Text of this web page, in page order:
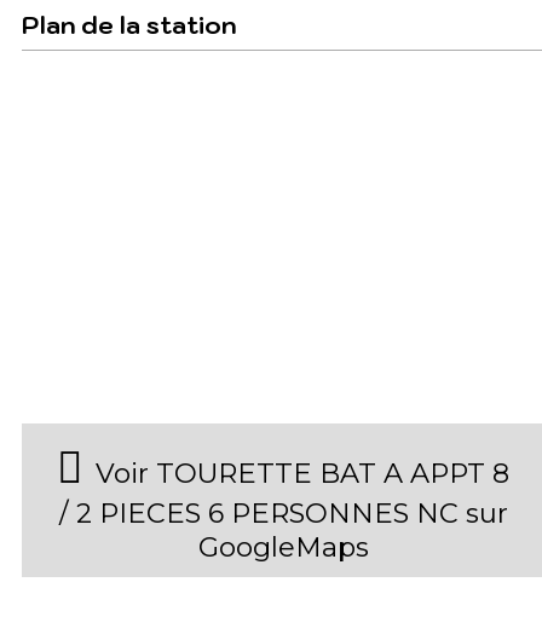
Plan de la station
Voir TOURETTE BAT A APPT 8
/ 2 PIECES 6 PERSONNES NC sur
GoogleMaps